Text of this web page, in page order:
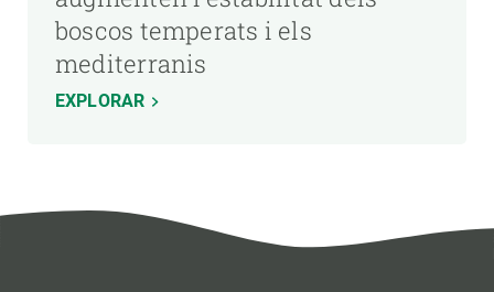
boscos temperats i els
mediterranis
EXPLORAR